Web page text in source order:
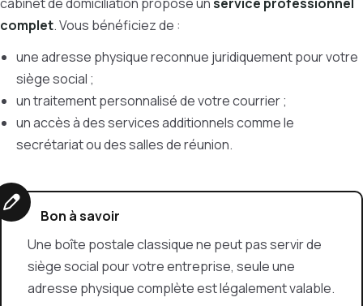
complet. Vous bénéficiez de :
une adresse physique reconnue juridiquement pour votre
siège social ;
un traitement personnalisé de votre courrier ;
un accès à des services additionnels comme le
secrétariat ou des salles de réunion.
Bon à savoir
Une boîte postale classique ne peut pas servir de
siège social pour votre entreprise, seule une
adresse physique complète est légalement valable.